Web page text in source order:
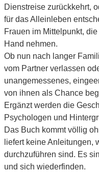
Dienstreise zurückkehrt,
für das Alleinleben
Frauen im Mittelpunkt,
Hand nehmen.
Ob nun nach langer
vom Partner verlassen
unangemessenes,
von ihnen als Chance
Ergänzt werden die
Psychologen und
Das Buch kommt völlig
liefert keine Anleitungen,
durchzuführen sind. Es
und sich wiederfinden.